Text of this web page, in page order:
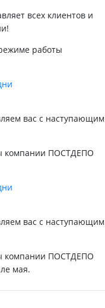
всех клиентов и
работы
вас с наступающим
компании ПОСТДЕПО
вас с наступающим
компании ПОСТДЕПО
мая.